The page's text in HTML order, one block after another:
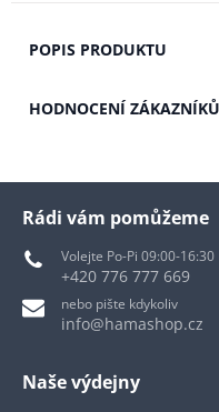
POPIS PRODUKTU
HODNOCENÍ ZÁKAZNÍKŮ
Rádi vám pomůžeme
Volejte Po-Pi 09:00-16:30
+420 776 777 669
nebo pište kdykoliv
info@hamashop.cz
Naše výdejny